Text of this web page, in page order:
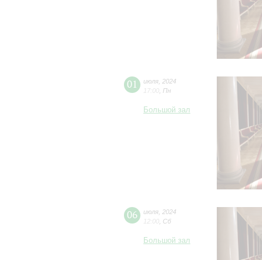
01 июля 2024
17:00 Пн
Большой зал
06 июля 2024
12:00 Сб
Большой зал